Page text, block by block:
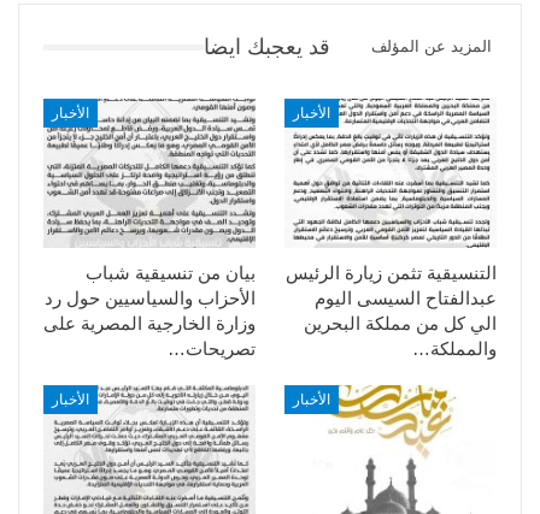
قد يعجبك ايضا المزيد عن المؤلف
الأخبار
بيان من تنسيقية شباب
الأحزاب والسياسيين حول رد
وزارة الخارجية المصرية على
تصريحات…
الأخبار
التنسيقية تثمن زيارة الرئيس
عبدالفتاح السيسى اليوم
الي كل من مملكة البحرين
والمملكة…
الأخبار الأخبار